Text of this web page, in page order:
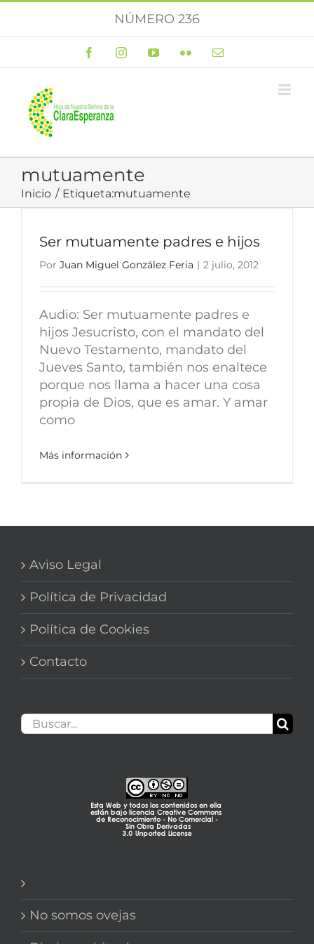
NÚMERO 236
FacebookInstagramYouTubeFlickr Correo
mutuamente
Inicio Etiqueta:mutuamente
Ser mutuamente padres e hijos
Por Juan Miguel González Feria | 2 julio, 2012
Audio: Ser mutuamente padres e
hijos Jesucristo, con el mandato del
Nuevo Testamento, mandato del
Jueves Santo, también nos enaltece
porque nos llama a hacer una cosa
propia de Dios, que es amar. Y amar
como
Más información
Aviso Legal
Política de Privacidad
Política de Cookies
Contacto
Buscar:
No somos ovejas